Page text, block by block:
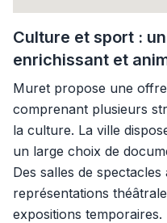
Culture et sport :
enrichissant et
Muret propose une
comprenant plusieurs
la culture. La ville
un large choix de
Des salles de
représentations
expositions